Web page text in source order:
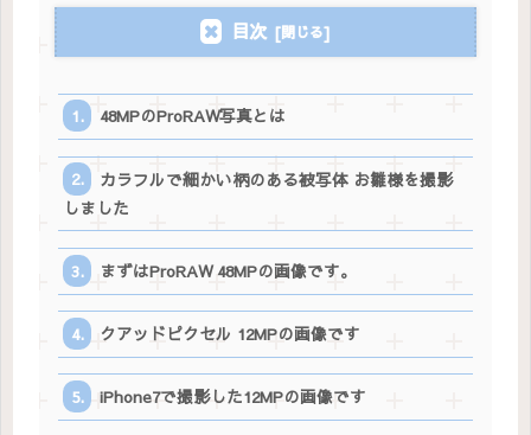
目次
48MPのProRAW写真とは
カラフルで細かい柄のある被写体 お雛様を撮影
しました
まずはProRAW 48MPの画像です。
クアッドピクセル 12MPの画像です
iPhone7で撮影した12MPの画像です